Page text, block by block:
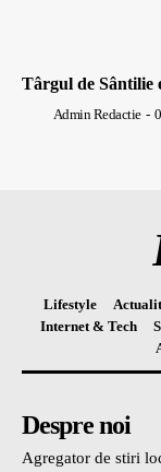
Târgul de Sântilie
Admin Redactie -
Lifestyle
Internet & Tech
Despre noi
Agregator de stiri